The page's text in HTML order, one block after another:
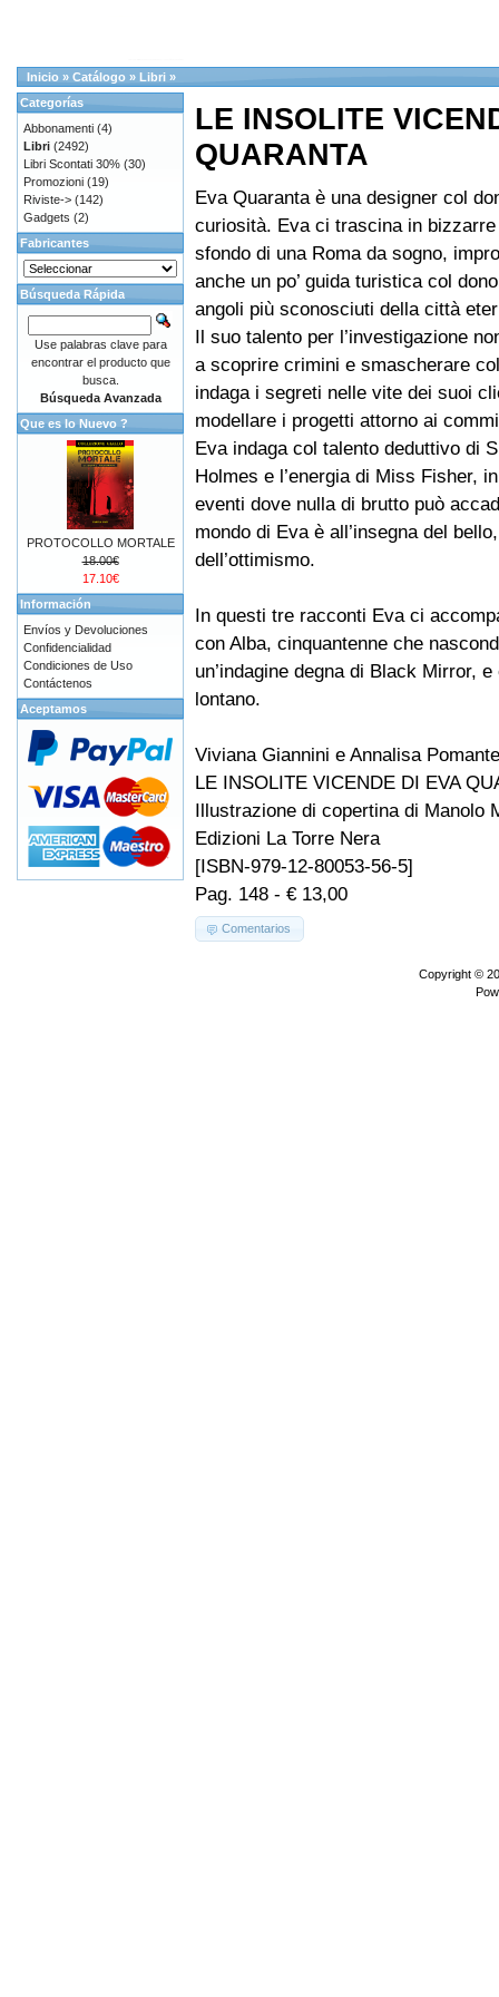
Inicio » Catálogo » Libri »
LE INSOLITE
QUARANTA
Eva Quaranta è una designer col
curiosità. Eva ci trascina in
sfondo di una Roma da sogno,
anche un po’ guida turistica col
angoli più sconosciuti della città
Il suo talento per l’investigazione
a scoprire crimini e smascherare
indaga i segreti nelle vite dei suoi
modellare i progetti attorno ai
Eva indaga col talento deduttivo di
Holmes e l’energia di Miss Fisher,
eventi dove nulla di brutto può
mondo di Eva è all’insegna del
dell’ottimismo.
In questi tre racconti Eva ci
con Alba, cinquantenne che
un’indagine degna di Black Mirror,
lontano.
Viviana Giannini e Annalisa Pomante
LE INSOLITE VICENDE DI EVA
Illustrazione di copertina di Manolo
Edizioni La Torre Nera
[ISBN-979-12-80053-56-5]
Pag. 148 - € 13,00
Comentarios
Categorías
Abbonamenti (4)
Libri (2492)
Libri Scontati 30% (30)
Promozioni (19)
Riviste-> (142)
Gadgets (2)
Fabricantes
Búsqueda Rápida
Use palabras clave para
encontrar el producto que
busca.
Búsqueda Avanzada
Que es lo Nuevo ?
PROTOCOLLO MORTALE
18.00€
17.10€
Información
Envíos y Devoluciones
Confidencialidad
Condiciones de Uso
Contáctenos
Aceptamos
Copyright ©